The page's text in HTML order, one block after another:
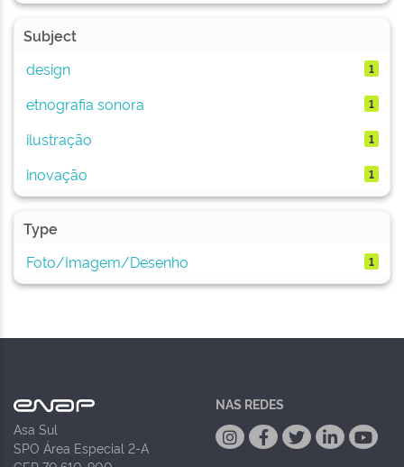
Subject
design
1
etnografia sonora 1
ilustração 1
inovação 1
Type
Foto/Imagem/Desenho
1
Asa Sul
SPO Área Especial 2-A
NAS REDES